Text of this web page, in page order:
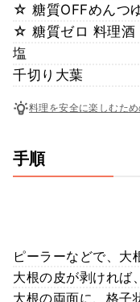
☆ 糖質OFFめんつ
☆ 糖質ゼロ 料理酒
塩
千切り大葉
料理を安全に楽しむた
手順
ピーラーなどで、大
大根の皮が剥ければ
大根の両面に、格子